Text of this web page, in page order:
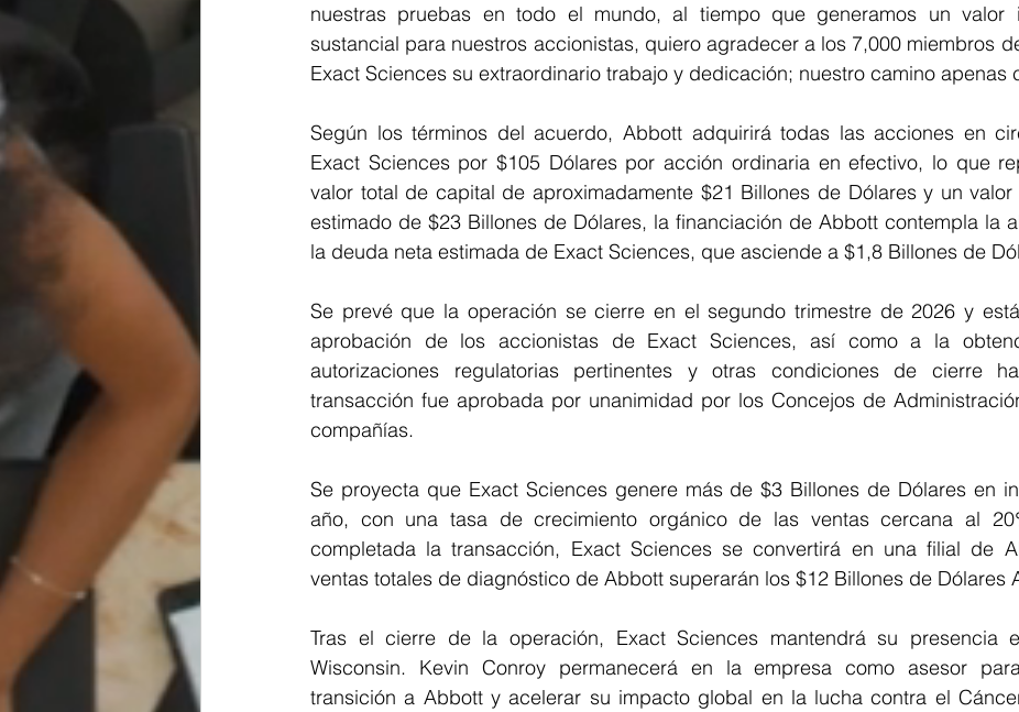
nuestras pruebas en todo el mundo, al tiempo que generamos un valor
sustancial para nuestros accionistas, quiero agradecer a los 7,000 miembros
Exact Sciences su extraordinario trabajo y dedicación; nuestro camino apenas
Según los términos del acuerdo, Abbott adquirirá todas las acciones en
Exact Sciences por $105 Dólares por acción ordinaria en efectivo, lo que
valor total de capital de aproximadamente $21 Billones de Dólares y un valor
estimado de $23 Billones de Dólares, la financiación de Abbott contempla la
la deuda neta estimada de Exact Sciences, que asciende a $1,8 Billones de
Se prevé que la operación se cierre en el segundo trimestre de 2026 y
aprobación de los accionistas de Exact Sciences, así como a la
autorizaciones regulatorias pertinentes y otras condiciones de cierre
transacción fue aprobada por unanimidad por los Concejos de
compañías.
Se proyecta que Exact Sciences genere más de $3 Billones de Dólares en
año, con una tasa de crecimiento orgánico de las ventas cercana al
completada la transacción, Exact Sciences se convertirá en una filial de
ventas totales de diagnóstico de Abbott superarán los $12 Billones de Dólares
Tras el cierre de la operación, Exact Sciences mantendrá su presencia
Wisconsin. Kevin Conroy permanecerá en la empresa como asesor
transición a Abbott y acelerar su impacto global en la lucha contra el